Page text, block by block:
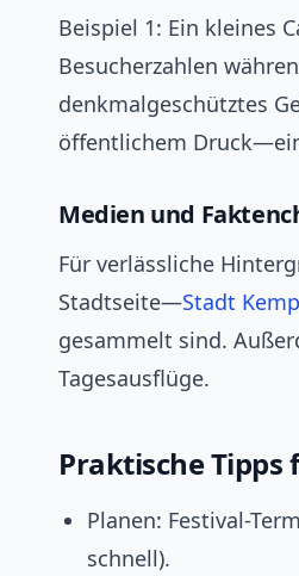
Beispiel 1: Ein kleines
Besucherzahlen
denkmalgeschütztes
öffentlichem
Medien und
Für verlässliche
Stadtseite—Stadt
gesammelt sind.
Tagesausflüge.
Praktische Tipps
Planen: Festival-
schnell).